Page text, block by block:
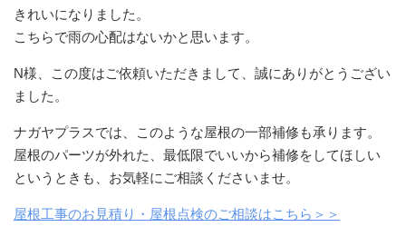
きれいになりました。
こちらで雨の心配はないかと思います。
N様、この度はご依頼いただきまして、誠にありがとうござい
ました。
ナガヤプラスでは、このような屋根の一部補修も承ります。
屋根のパーツが外れた、最低限でいいから補修をしてほしい
というときも、お気軽にご相談くださいませ。
屋根工事のお見積り・屋根点検のご相談はこちら＞＞